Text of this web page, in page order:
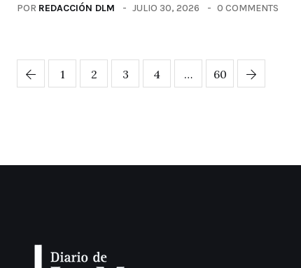
POR REDACCIÓN DLM JULIO 30, 2026 0 COMMENTS
1 2 3 4 … 60